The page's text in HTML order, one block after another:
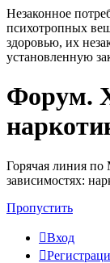
Незаконное
психотропных
здоровью, их
установленную
Регистрация
Форум.
Горячая линия
зависимостях:
Пропустить
Вход
Регистраци